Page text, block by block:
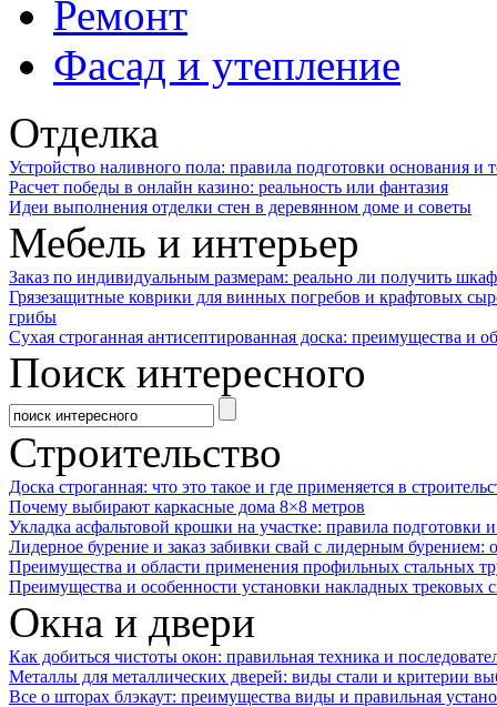
Ремонт
Фасад и утепление
Отделка
Устройство наливного пола: правила подготовки основания и
Расчет победы в онлайн казино: реальность или фантазия
Идеи выполнения отделки стен в деревянном доме и советы
Мебель и интерьер
Заказ по индивидуальным размерам: реально ли получить
Грязезащитные коврики для винных погребов и крафтовых
грибы
Сухая строганная антисептированная доска: преимущества и
Поиск интересного
Строительство
Доска строганная: что это такое и где применяется в
Почему выбирают каркасные дома 8×8 метров
Укладка асфальтовой крошки на участке: правила подготовки
Лидерное бурение и заказ забивки свай с лидерным бурением:
Преимущества и области применения профильных стальных
Преимущества и особенности установки накладных трековых
Окна и двери
Как добиться чистоты окон: правильная техника и
Металлы для металлических дверей: виды стали и критерии
Все о шторах блэкаут: преимущества виды и правильная